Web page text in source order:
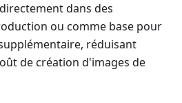
dans des
ou comme base pour
réduisant
de création d'images de